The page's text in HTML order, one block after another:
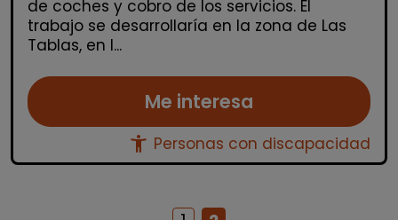
de coches y cobro de los servicios. El
trabajo se desarrollaría en la zona de Las
Tablas, en l...
Me interesa
accessibility_new Personas con discapacidad